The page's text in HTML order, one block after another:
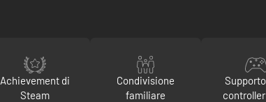
Achievement di
Steam
Condivisione
familiare